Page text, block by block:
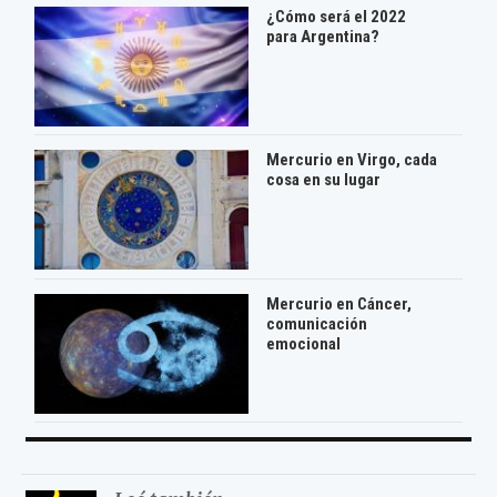
¿Cómo será el 2022
para Argentina?
Mercurio en Virgo, cada
cosa en su lugar
Mercurio en Cáncer,
comunicación
emocional